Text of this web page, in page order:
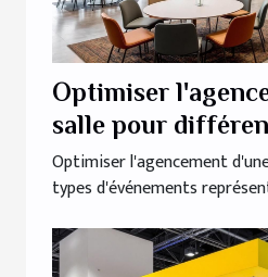
Optimiser
salle pour
d'événements
Optimiser l'agencement
types d'événements